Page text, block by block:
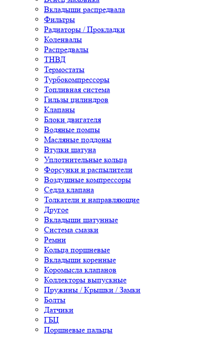
Вкладыши распредвала
Фильтры
Радиаторы / Прокладки
Коленвалы
Распредвалы
ТНВД
Термостаты
Турбокомпрессоры
Топливная система
Гильзы цилиндров
Клапаны
Блоки двигателя
Водяные помпы
Масляные поддоны
Втулки шатуна
Уплотнительные кольца
Форсунки и распылители
Воздушные компрессоры
Седла клапана
Толкатели и направляющие
Другое
Вкладыши шатунные
Система смазки
Ремни
Кольца поршневые
Вкладыши коренные
Коромысла клапанов
Коллекторы выпускные
Пружины / Крышки / Замки
Болты
Датчики
ГБЦ
Поршневые пальцы